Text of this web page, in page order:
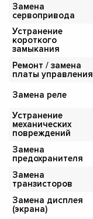
Замена
сервопривода
Устранение
короткого
замыкания
Ремонт / замена
платы управления
Замена реле
Устранение
механических
повреждений
Замена
предохранителя
Замена
транзисторов
Замена дисплея
(экрана)